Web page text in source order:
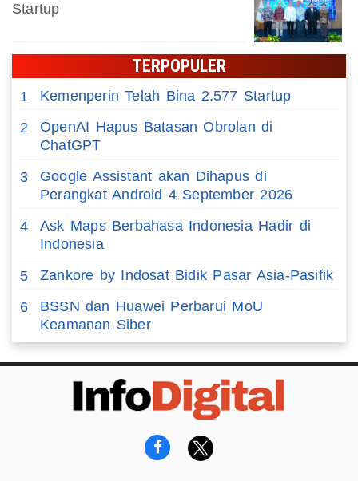
Startup
TERPOPULER
1
Kemenperin Telah Bina 2.577 Startup
2
OpenAI Hapus Batasan Obrolan di
ChatGPT
3
Google Assistant akan Dihapus di
Perangkat Android 4 September 2026
4
Ask Maps Berbahasa Indonesia Hadir di
Indonesia
5
Zankore by Indosat Bidik Pasar Asia-Pasifik
6
BSSN dan Huawei Perbarui MoU
Keamanan Siber